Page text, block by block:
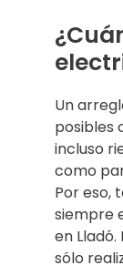
Un
posibles
incluso
como
Por eso,
siempre
en
sólo